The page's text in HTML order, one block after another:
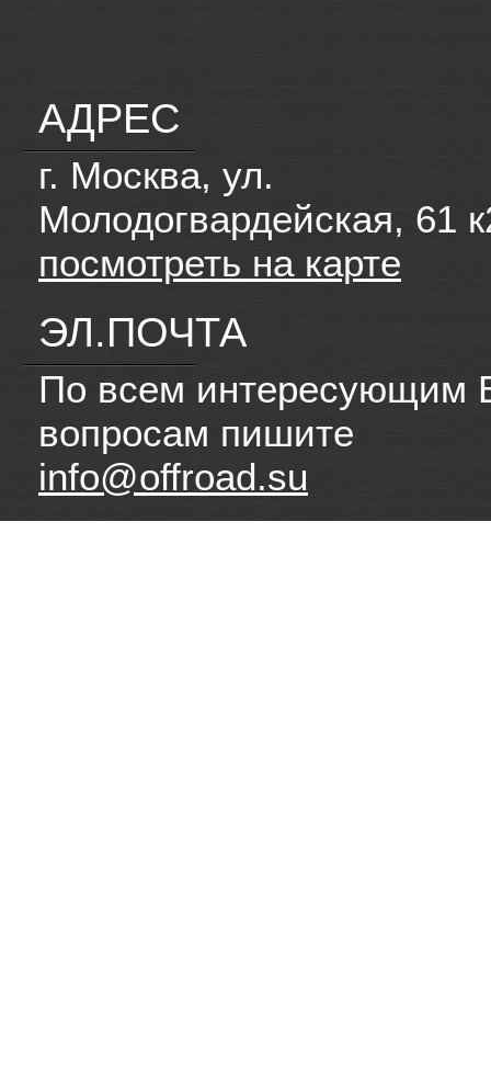
АДРЕС
г. Москва, ул.
Молодогвардейская, 61
посмотреть на карте
ЭЛ.ПОЧТА
По всем интересующим
вопросам пишите
info@offroad.su